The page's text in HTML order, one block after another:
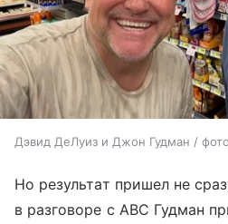
Дэвид ДеЛуиз и Джон Гудман /
Но результат пришел не
в разговоре с ABC Гудман